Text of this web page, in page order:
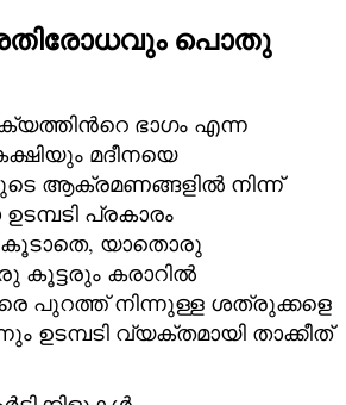
പൊതു
ഭാഗം എന്ന
മദീനയെ
ആക്രമണങ്ങളില്‍ നിന്ന്
പ്രകാരം
യാതൊരു
കൂട്ടരും കരാറില്‍
പുറത്ത് നിന്നുള്ള ശത്രുക്കളെ
ഉടമ്പടി വ്യക്തമായി താക്കീത്